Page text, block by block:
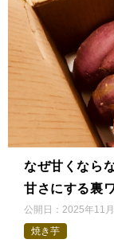
なぜ甘くなら
甘さにする裏
公開日： 2025年11
焼き芋